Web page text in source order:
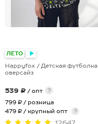
ЛЕТО
Happyfox / Детская футболка
оверсайз
539 ₽ / опт
?
799 ₽ / розница
479 ₽ / крупный опт
?